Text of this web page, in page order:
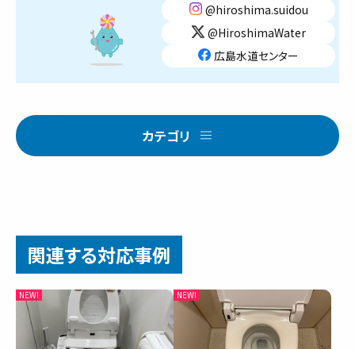
@hiroshima.suidou
@HiroshimaWater
広島水道センター
カテゴリ
関連する対応事例